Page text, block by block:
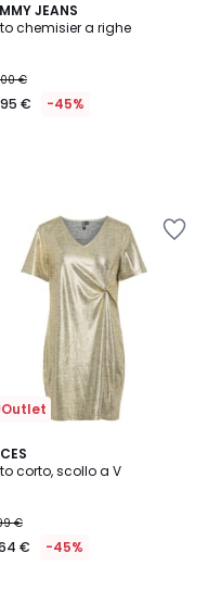
JEANS
chemisier a righe
€
€ -45%
Outlet
corto, scollo a V
€
€ -45%